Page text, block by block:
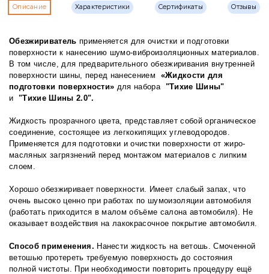
Описание Характеристики Сертификаты Отзывы
Обезжириватель применяется для очистки и подготовки
поверхности к нанесению шумо-виброизоляционных материалов.
В том числе, для предварительного обезжиривания внутренней
поверхности шины, перед нанесением «Жидкости для
подготовки поверхности» для набора "Тихие Шины"
и "Тихие Шины 2.0".
Жидкость прозрачного цвета, представляет собой органическое
соединение, состоящее из легкокипящих углеводородов.
Применяется для подготовки и очистки поверхности от жиро-
масляных загрязнений перед монтажом материалов с липким
слоем.
Хорошо обезжиривает поверхности. Имеет слабый запах, что
очень высоко ценно при работах по шумоизоляции автомобиля
(работать приходится в малом объёме салона автомобиля). Не
оказывает воздействия на лакокрасочное покрытие автомобиля.
Способ применения. Нанести жидкость на ветошь. Смоченной
ветошью протереть требуемую поверхность до состояния
полной чистоты. При необходимости повторить процедуру ещё